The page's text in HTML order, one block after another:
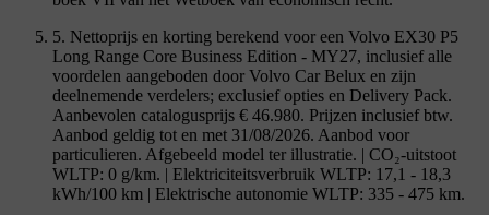
5. Nettoprijs en korting berekend voor een Volvo EX30 P5
Long Range Core Business Edition - MY27, inclusief alle
voordelen aangeboden door Volvo Car Belux en zijn
deelnemende verdelers; exclusief opties en Delivery Pack.
Aanbevolen catalogusprijs € 46.980. Prijzen inclusief btw.
Aanbod geldig tot en met 31/08/2026. Aanbod voor
particulieren. Afgebeeld model ter illustratie. | CO₂-uitstoot
WLTP: 0 g/km. | Elektriciteitsverbruik WLTP: 17,1 - 18,3
kWh/100 km | Elektrische autonomie WLTP: 335 - 475 km.